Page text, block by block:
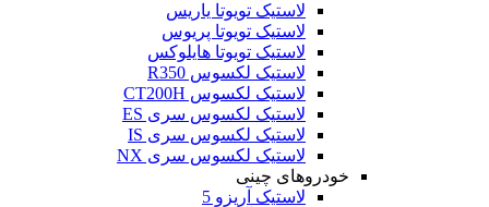
لاستیک تویوتا یاریس
لاستیک تویوتا پریوس
لاستیک تویوتا هایلوکس
لاستیک لکسوس R350
لاستیک لکسوس CT200H
لاستیک لکسوس سری ES
لاستیک لکسوس سری IS
لاستیک لکسوس سری NX
خودروهای چینی
لاستیک آریزو 5